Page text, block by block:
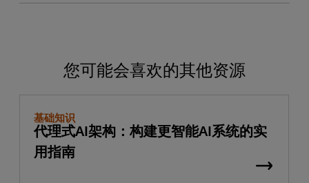
您可能会喜欢的其他资源
基础知识
代理式AI架构：构建更智能AI系统的实
用指南